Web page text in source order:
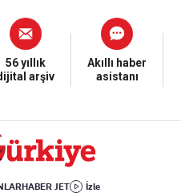
56 yıllık
arşiv
Akıllı haber
asistanı
HABER JET İzle
Durumu
Kültür-Sanat
Sinema
Arkeoloji
Kitap